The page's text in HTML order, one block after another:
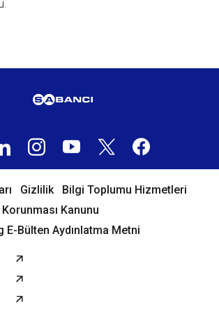
Gizlilik
Bilgi Toplumu Hizmetleri
Kanunu
E-Bülten Aydınlatma Metni